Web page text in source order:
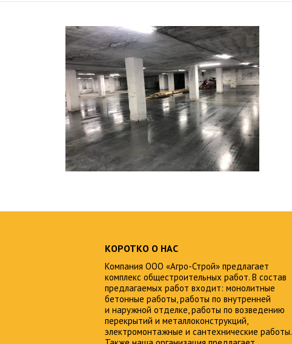
КОРОТКО О НАС
Компания ООО «Агро-Строй» предлагает
комплекс общестроительных работ. В состав
предлагаемых работ входит: монолитные
бетонные работы, работы по внутренней
и наружной отделке, работы по возведению
перекрытий и металлоконструкций,
электромонтажные и сантехнические работы.